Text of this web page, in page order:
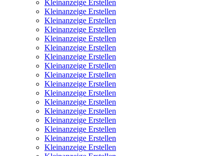
Kleinanzeige Erstellen
Kleinanzeige Erstellen
Kleinanzeige Erstellen
Kleinanzeige Erstellen
Kleinanzeige Erstellen
Kleinanzeige Erstellen
Kleinanzeige Erstellen
Kleinanzeige Erstellen
Kleinanzeige Erstellen
Kleinanzeige Erstellen
Kleinanzeige Erstellen
Kleinanzeige Erstellen
Kleinanzeige Erstellen
Kleinanzeige Erstellen
Kleinanzeige Erstellen
Kleinanzeige Erstellen
Kleinanzeige Erstellen